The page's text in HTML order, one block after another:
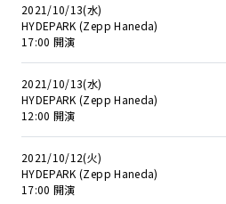
2021/10/13(水)
HYDEPARK (Zepp Haneda)
17:00 開演
2021/10/13(水)
HYDEPARK (Zepp Haneda)
12:00 開演
2021/10/12(火)
HYDEPARK (Zepp Haneda)
17:00 開演